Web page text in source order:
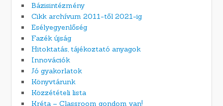
Bázisintézmény
Cikk archívum 2011-től 2021-ig
Esélyegyenlőség
Fazék újság
Hitoktatás, tájékoztató anyagok
Innovációk
Jó gyakorlatok
Könyvtárunk
Közzétételi lista
Kréta – Classroom gondom van!